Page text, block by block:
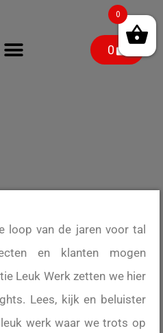
0
loop van de jaren voor tal
en klanten mogen
Leuk Werk zetten we hier
Lees, kijk en beluister
werk waar we trots op
0